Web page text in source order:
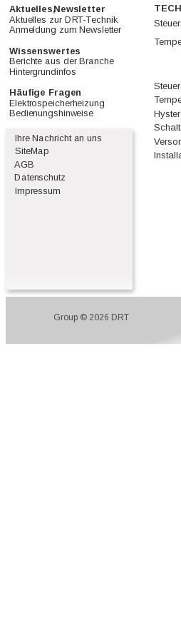
Aktuelles,Newsletter
Aktuelles zur DRT-Technik
Anmeldung zum Newsletter
Wissenswertes
Berichte aus der Branche
Hintergrundinfos
Häufige Fragen
Elektrospeicherheizung
Bedienungshinweise
  Ihre Nachricht an uns
  SiteMap
  AGB
Datenschutz
  Impressum
Group © 2026 DRT